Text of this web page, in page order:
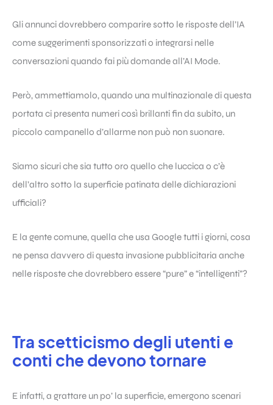
Gli annunci dovrebbero comparire sotto le risposte dell’IA
come suggerimenti sponsorizzati o integrarsi nelle
conversazioni quando fai più domande all’AI Mode.
Però, ammettiamolo, quando una multinazionale di questa
portata ci presenta numeri così brillanti fin da subito, un
piccolo campanello d’allarme non può non suonare.
Siamo sicuri che sia tutto oro quello che luccica o c’è
dell’altro sotto la superficie patinata delle dichiarazioni
ufficiali?
E la gente comune, quella che usa Google tutti i giorni, cosa
ne pensa davvero di questa invasione pubblicitaria anche
nelle risposte che dovrebbero essere “pure” e “intelligenti”?
Tra scetticismo degli utenti e
conti che devono tornare
E infatti, a grattare un po’ la superficie, emergono scenari